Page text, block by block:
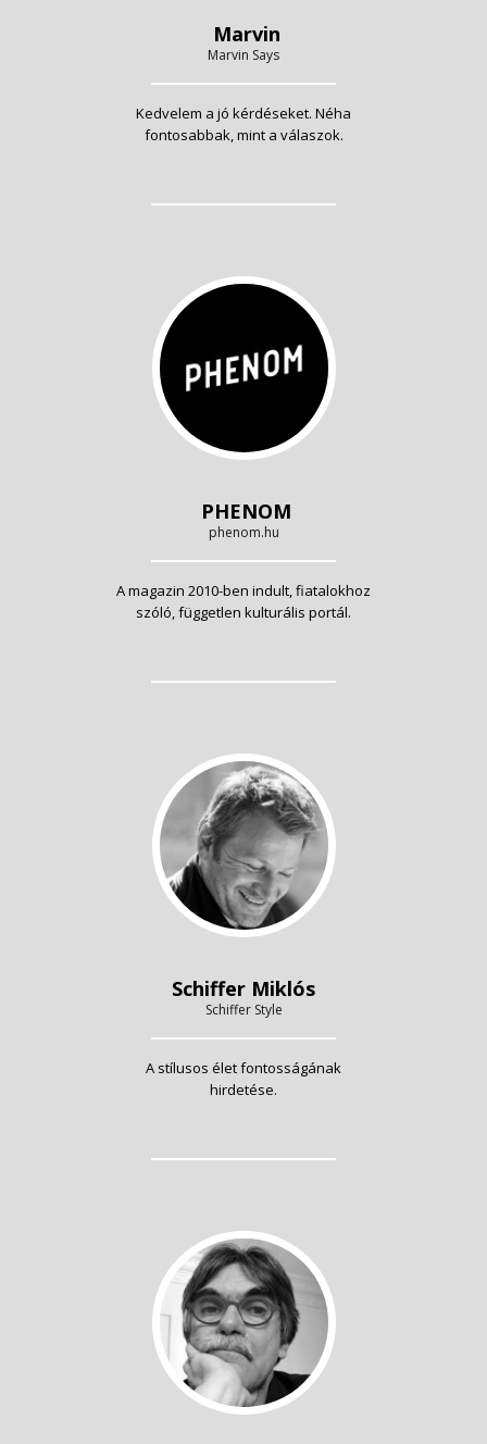
Marvin
Marvin Says
Kedvelem a jó kérdéseket. Néha
fontosabbak, mint a válaszok.
PHENOM
phenom.hu
A magazin 2010-ben indult, fiatalokhoz
szóló, független kulturális portál.
Schiffer Miklós
Schiffer Style
A stílusos élet fontosságának
hirdetése.